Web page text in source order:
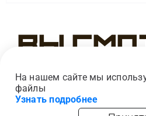
Вы
На нашем сайте мы
файлы
Узнать подробнее